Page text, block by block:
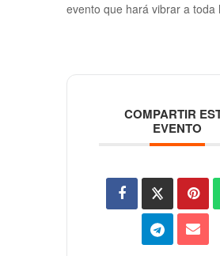
evento que hará vibrar a toda
COMPARTIR
EVENTO